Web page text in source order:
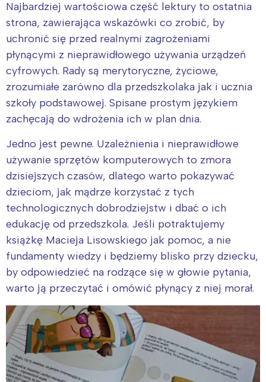
Najbardziej wartościowa część lektury to ostatnia
strona, zawierająca wskazówki co zrobić, by
uchronić się przed realnymi zagrożeniami
płynącymi z nieprawidłowego używania urządzeń
cyfrowych. Rady są merytoryczne, życiowe,
zrozumiałe zarówno dla przedszkolaka jak i ucznia
szkoły podstawowej. Spisane prostym językiem
zachęcają do wdrożenia ich w plan dnia.
Jedno jest pewne. Uzależnienia i nieprawidłowe
używanie sprzętów komputerowych to zmora
dzisiejszych czasów, dlatego warto pokazywać
dzieciom, jak mądrze korzystać z tych
technologicznych dobrodziejstw i dbać o ich
edukację od przedszkola. Jeśli potraktujemy
książkę Macieja Lisowskiego jak pomoc, a nie
fundamenty wiedzy i będziemy blisko przy dziecku,
by odpowiedzieć na rodzące się w głowie pytania,
warto ją przeczytać i omówić płynący z niej morał.